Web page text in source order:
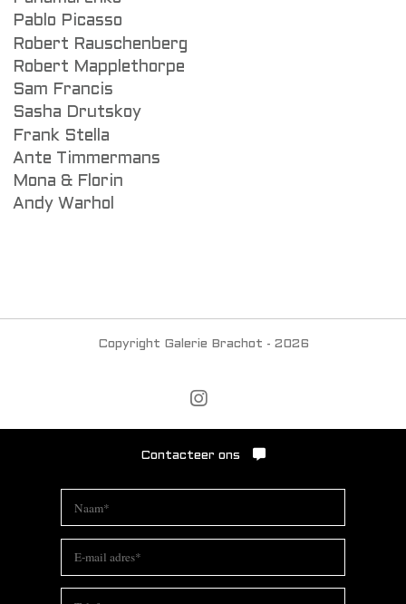
Pablo Picasso
Robert Rauschenberg
Robert Mapplethorpe
Sam Francis
Sasha Drutskoy
Frank Stella
Ante Timmermans
Mona & Florin
Andy Warhol
Copyright Galerie Brachot - 2026
Contacteer ons